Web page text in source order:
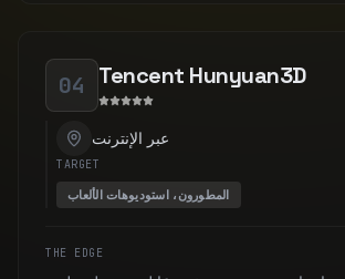
04 Tencent Hunyuan3D
عبر الإنترنت
TARGET
المطورون، استوديوهات الألعاب
THE EDGE